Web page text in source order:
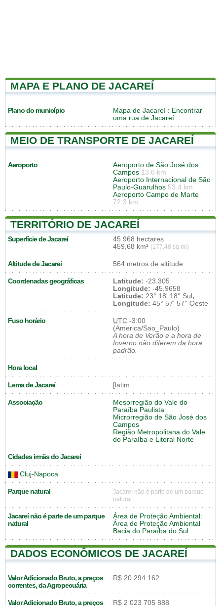
MAPA E PLANO DE JACAREÍ
Plano do município Mapa de Jacareí : Encontrar
uma rua de Jacareí.
MEIO DE TRANSPORTE DE JACAREÍ
Aeroporto
Aeroporto de São José dos
Campos 13.6 km
Aeroporto Internacional de São
Paulo-Guarulhos 53.4 km
Aeroporto Campo de Marte
72.3 km
TERRITÓRIO DE JACAREÍ
Superfície de Jacareí
45 968 hectares
459,68 km² (177,48 sq mi)
Altitude de Jacareí 564 metros de altitude
Coordenadas geográficas Latitude: -23.305
Longitude: -45.9658
Latitude: 23° 18' 18'' Sul,
Longitude: 45° 57' 57'' Oeste
Fuso horário UTC -3:00
(America/Sao_Paulo)
A hora de Verão e a hora de
Inverno não diferem da hora
padrão.
Hora local
Lema de Jacareí [latim
Associação
Mesorregião do Vale do
Paraíba Paulista
Microrregião de São José dos
Campos
Região Metropolitana do Vale
do Paraíba e Litoral Norte
Cidades irmãs do Jacareí
Cluj-Napoca
Parque natural
Jacareí não é parte de um parque
natural
Jacareí não é parte de um parque
natural
Área de Proteção Ambiental:
Área de Proteção Ambiental
Bacia do Paraíba do Sul
DADOS ECONÔMICOS DE JACAREÍ
Valor Adicionado Bruto, a preços
correntes, da Agropecuária
R$ 20 294 162
Valor Adicionado Bruto, a preços
R$ 2 023 705 888